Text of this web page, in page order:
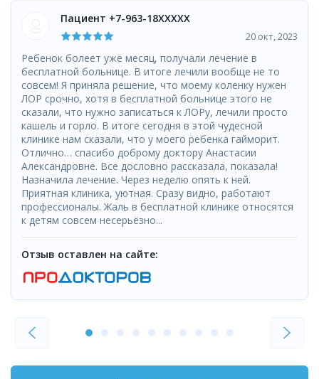
Пациент +7-963-18XXXXX
20 окт, 2023
Ребенок болеет уже месяц, получали лечение в
бесплатной больнице. В итоге лечили вообще не то
совсем! Я приняла решение, что моему коленку нужен
ЛОР срочно, хотя в бесплатной больнице этого не
сказали, что нужно записаться к ЛОРу, лечили просто
кашель и горло. В итоге сегодня в этой чудесной
клинике нам сказали, что у моего ребенка гайморит.
Отлично… спасибо доброму доктору Анастасии
Александровне. Все дословно рассказала, показала!
Назначила лечение. Через неделю опять к ней.
Приятная клиника, уютная. Сразу видно, работают
профессионалы. Жаль в бесплатной клинике относятся
к детям совсем несерьёзно...
Отзыв оставлен на сайте: